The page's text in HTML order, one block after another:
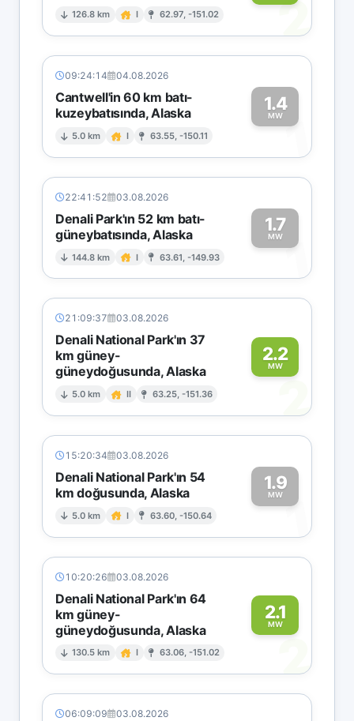
126.8 km I 62.97, -151.02 2
09:24:14 04.08.2026
Cantwell'in 60 km batı-
kuzeybatısında, Alaska
5.0 km I 63.55, -150.11
1.4
MW1
22:41:52 03.08.2026
Denali Park'ın 52 km batı-
güneybatısında, Alaska
144.8 km I 63.61, -149.93
1.7
MW1
21:09:37 03.08.2026
Denali National Park'ın 37
km güney-
güneydoğusunda, Alaska
5.0 km II 63.25, -151.36
2.2
MW
2
15:20:34 03.08.2026
Denali National Park'ın 54
km doğusunda, Alaska
5.0 km I 63.60, -150.64
1.9
MW1
10:20:26 03.08.2026
Denali National Park'ın 64
km güney-
güneydoğusunda, Alaska
130.5 km I 63.06, -151.02
2.1
MW
2
06:09:09 03.08.2026